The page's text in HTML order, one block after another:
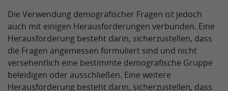
Die Verwendung demografischer Fragen ist jedoch
auch mit einigen Herausforderungen verbunden. Eine
Herausforderung besteht darin, sicherzustellen, dass
die Fragen angemessen formuliert sind und nicht
versehentlich eine bestimmte demografische Gruppe
beleidigen oder ausschließen. Eine weitere
Herausforderung besteht darin, sicherzustellen, dass